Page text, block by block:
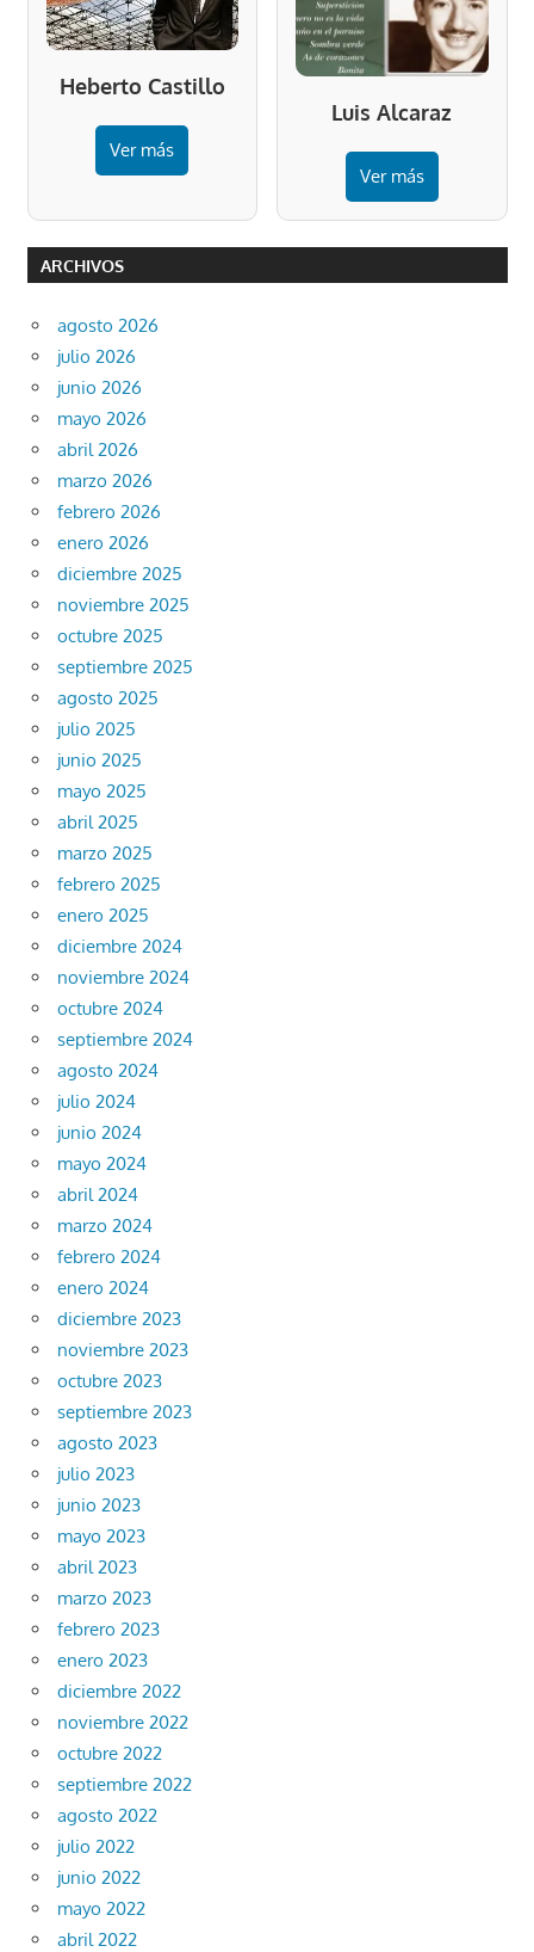
Heberto Castillo
Ver más
Luis Alcaraz
Ver más
ARCHIVOS
agosto 2026
julio 2026
junio 2026
mayo 2026
abril 2026
marzo 2026
febrero 2026
enero 2026
diciembre 2025
noviembre 2025
octubre 2025
septiembre 2025
agosto 2025
julio 2025
junio 2025
mayo 2025
abril 2025
marzo 2025
febrero 2025
enero 2025
diciembre 2024
noviembre 2024
octubre 2024
septiembre 2024
agosto 2024
julio 2024
junio 2024
mayo 2024
abril 2024
marzo 2024
febrero 2024
enero 2024
diciembre 2023
noviembre 2023
octubre 2023
septiembre 2023
agosto 2023
julio 2023
junio 2023
mayo 2023
abril 2023
marzo 2023
febrero 2023
enero 2023
diciembre 2022
noviembre 2022
octubre 2022
septiembre 2022
agosto 2022
julio 2022
junio 2022
mayo 2022
abril 2022